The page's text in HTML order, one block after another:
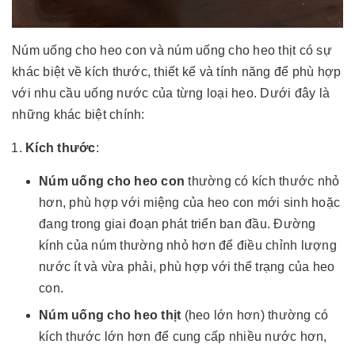
Núm uống cho heo con và núm uống cho heo thịt có sự
khác biệt về kích thước, thiết kế và tính năng để phù hợp
với nhu cầu uống nước của từng loại heo. Dưới đây là
những khác biệt chính:
Kích thước:
Núm uống cho heo con thường có kích thước nhỏ
hơn, phù hợp với miệng của heo con mới sinh hoặc
đang trong giai đoạn phát triển ban đầu. Đường
kính của núm thường nhỏ hơn để điều chỉnh lượng
nước ít và vừa phải, phù hợp với thể trạng của heo
con.
Núm uống cho heo thịt (heo lớn hơn) thường có
kích thước lớn hơn để cung cấp nhiều nước hơn,